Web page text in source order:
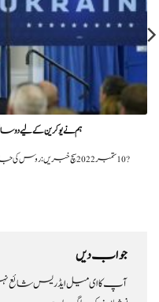
ہم نے یوکرین کے لیے دو
?️ 10 ستمبر 2022سچ خبریں: روس کی جانب سے کیف حکومت کے اتحادیوں کو یوکرین کو
جواب دیں
آپ کا ای میل ایڈریس شائع